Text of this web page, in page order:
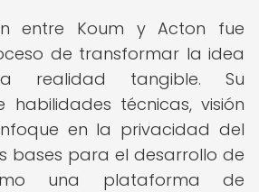
entre Koum y Acton fue
de transformar la idea
realidad tangible. Su
habilidades técnicas, visión
en la privacidad del
bases para el desarrollo de
una plataforma de